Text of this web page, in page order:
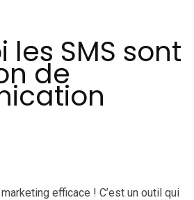
les SMS sont
de
efficace ! C’est un outil qui